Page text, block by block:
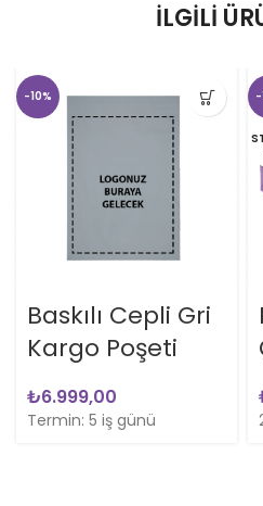
İLGILI
-10%
Baskılı Cepli Gri
Kargo Poşeti
₺
Termin: 5 iş günü
-